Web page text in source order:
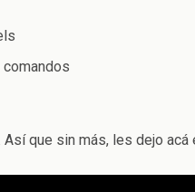
que sin más, les dejo acá